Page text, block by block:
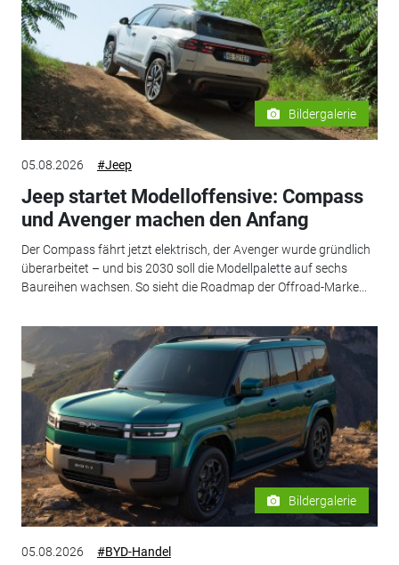
Bildergalerie
05.08.2026 #Jeep
Jeep startet Modelloffensive: Compass
und Avenger machen den Anfang
Der Compass fährt jetzt elektrisch, der Avenger wurde gründlich
überarbeitet – und bis 2030 soll die Modellpalette auf sechs
Baureihen wachsen. So sieht die Roadmap der Offroad-Marke...
Bildergalerie
05.08.2026 #BYD-Handel